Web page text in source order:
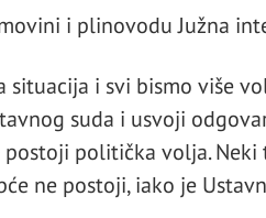
i plinovodu Južna
situacija i svi bismo više
suda i usvoji
politička volja.
ne postoji, iako je